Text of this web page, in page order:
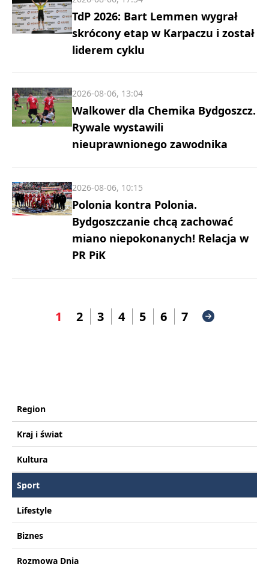
TdP 2026: Bart Lemmen wygrał
skrócony etap w Karpaczu i został
liderem cyklu
Walkower dla Chemika Bydgoszcz.
Rywale wystawili
nieuprawnionego zawodnika
2026-08-06, 13:04
Polonia kontra Polonia.
Bydgoszczanie chcą zachować
miano niepokonanych! Relacja w
PR PiK
2026-08-06, 10:15
1 2 3 4 5 6 7
Region
Kraj i świat
Kultura
Sport
Lifestyle
Biznes
Rozmowa Dnia